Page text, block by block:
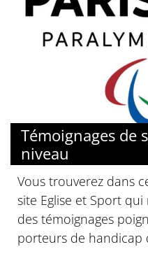
Témoignages de
niveau
Vous trouverez dans
site Eglise et Sport
des témoignages
porteurs de handicap